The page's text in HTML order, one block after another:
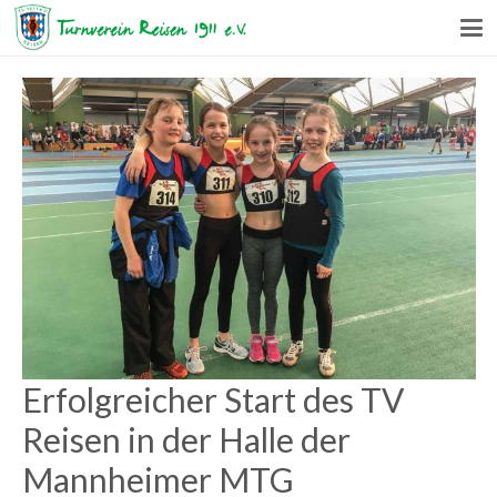
Erfolgreicher Start des TV
Reisen in der Halle der
Mannheimer MTG